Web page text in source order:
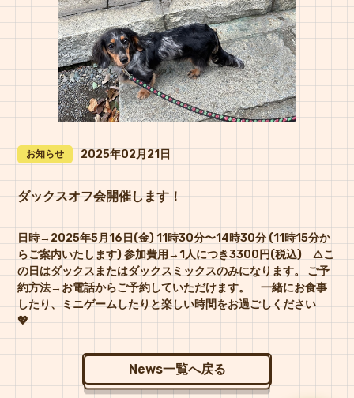
お知らせ 2025年02月21日
ダックスオフ会開催します！
日時→2025年5月16日(金) 11時30分〜14時30分 (11時15分か
らご案内いたします) 参加費用→1人につき3300円(税込) ⚠︎こ
の日はダックスまたはダックスミックスのみになります。 ご予
約方法→お電話からご予約していただけます。 一緒にお食事
したり、ミニゲームしたりと楽しい時間をお過ごしください
💖
News一覧へ戻る